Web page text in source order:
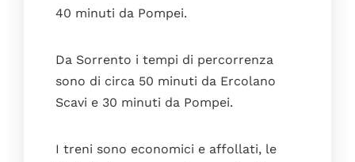
40 minuti da Pompei.
Da Sorrento i tempi di percorrenza
sono di circa 50 minuti da Ercolano
Scavi e 30 minuti da Pompei.
I treni sono economici e affollati, le